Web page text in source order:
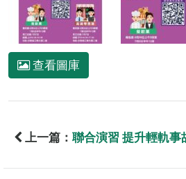
查看圖庫
上一篇： 聯合演習 提升輕軌事